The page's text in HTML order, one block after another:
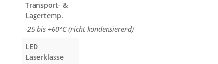
Transport- &
Lagertemp.
-25 bis +60°C (nicht kondensierend)
LED
Laserklasse